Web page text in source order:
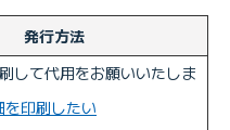
発行方法
して代用をお願いいたしま
を印刷したい